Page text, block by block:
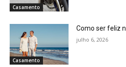
Casamento
Casamento
Como ser feliz
julho 6, 2026